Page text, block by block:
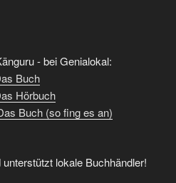
- bei Genialokal:
Buch
Hörbuch
Buch (so fing es an)
lokale Buchhändler!